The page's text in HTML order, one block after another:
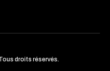
droits réservés.